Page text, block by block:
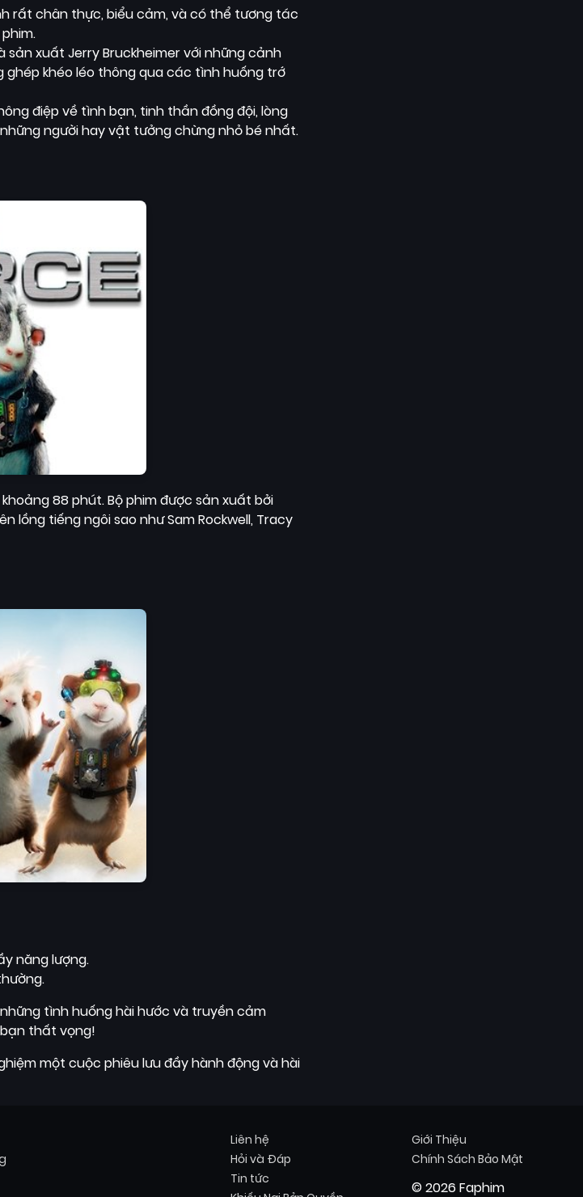
rất chân thực, biểu cảm, và có thể tương tác
xuất Jerry Bruckheimer với những cảnh
ghép khéo léo thông qua các tình huống trớ
điệp về tình bạn, tinh thần đồng đội, lòng
người hay vật tưởng chừng nhỏ bé nhất.
88 phút. Bộ phim được sản xuất bởi
lồng tiếng ngôi sao như Sam Rockwell, Tracy
năng lượng.
tình huống hài hước và truyền cảm
thất vọng!
một cuộc phiêu lưu đầy hành động và hài
Liên hệ
Hỏi và Đáp
Tin tức
Giới Thiệu
Chính Sách Bảo Mật
© 2026 Faphim